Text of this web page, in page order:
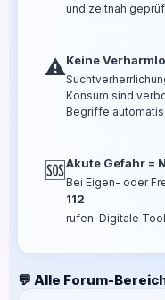
und zeitnah
⚠️Keine
Konsum sind
Begriffe
🆘Akute Gefahr =
Bei Eigen- oder
112
rufen. Digitale
💬 Alle Forum-